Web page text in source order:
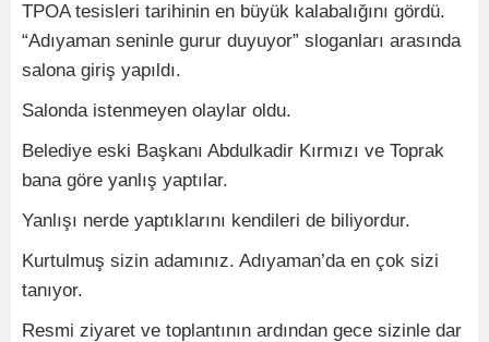
TPOA tesisleri tarihinin en büyük kalabalığını gördü.
“Adıyaman seninle gurur duyuyor” sloganları arasında
salona giriş yapıldı.
Salonda istenmeyen olaylar oldu.
Belediye eski Başkanı Abdulkadir Kırmızı ve Toprak
bana göre yanlış yaptılar.
Yanlışı nerde yaptıklarını kendileri de biliyordur.
Kurtulmuş sizin adamınız. Adıyaman’da en çok sizi
tanıyor.
Resmi ziyaret ve toplantının ardından gece sizinle dar